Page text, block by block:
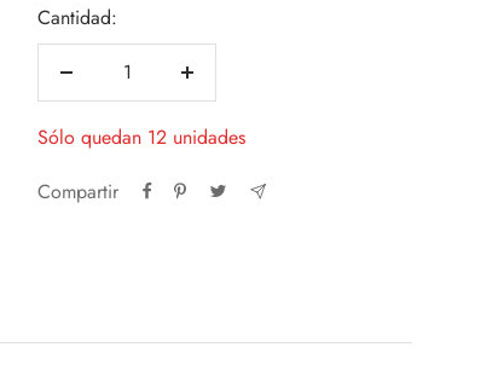
Cantidad:
Decrecer
Aumentar
Sólo quedan 12 unidades
Compartir